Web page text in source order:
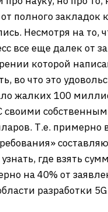
полного
Несмотря на то,
все еще далек от
которой
во что это
жалких 100
своими
Т.е. примерно
где взять
на 40% от
разработки